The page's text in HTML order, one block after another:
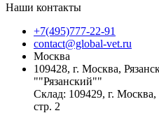
Наши контакты
+7(495)777-22-91
contact@global-vet.ru
Москва
109428, г. Москва,
""Рязанский""
Склад: 109429, г.
стр. 2